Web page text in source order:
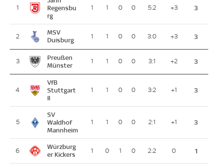
1
Regensbu
rg
1 1 0 0 5:2 +3 3
2
MSV
Duisburg
1 1 0 0 3:0 +3 3
3
Preußen
Münster
1 1 0 0 3:1 +2 3
4
VfB
Stuttgart
II
1 1 0 0 3:2 +1 3
5
SV
Waldhof
Mannheim
1 1 0 0 2:1 +1 3
6
Würzburg
er Kickers
1 0 1 0 2:2 0 1